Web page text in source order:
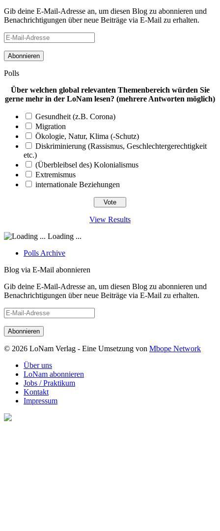
Gib deine E-Mail-Adresse an, um diesen Blog zu abonnieren und
Benachrichtigungen über neue Beiträge via E-Mail zu erhalten.
E-
Mail-
Adresse
Polls
Über welchen global relevanten Themenbereich würden Sie
gerne mehr in der LoNam lesen? (mehrere Antworten möglich)
Gesundheit (z.B. Corona)
Migration
Ökologie, Natur, Klima (-Schutz)
Diskriminierung (Rassismus, Geschlechtergerechtigkeit
etc.)
(Überbleibsel des) Kolonialismus
Extremismus
internationale Beziehungen
View Results
Loading ...
Polls Archive
Blog via E-Mail abonnieren
Gib deine E-Mail-Adresse an, um diesen Blog zu abonnieren und
Benachrichtigungen über neue Beiträge via E-Mail zu erhalten.
E-
Mail-
Adresse
© 2026 LoNam Verlag - Eine Umsetzung von Mbope Network
Über uns
LoNam abonnieren
Jobs / Praktikum
Kontakt
Impressum